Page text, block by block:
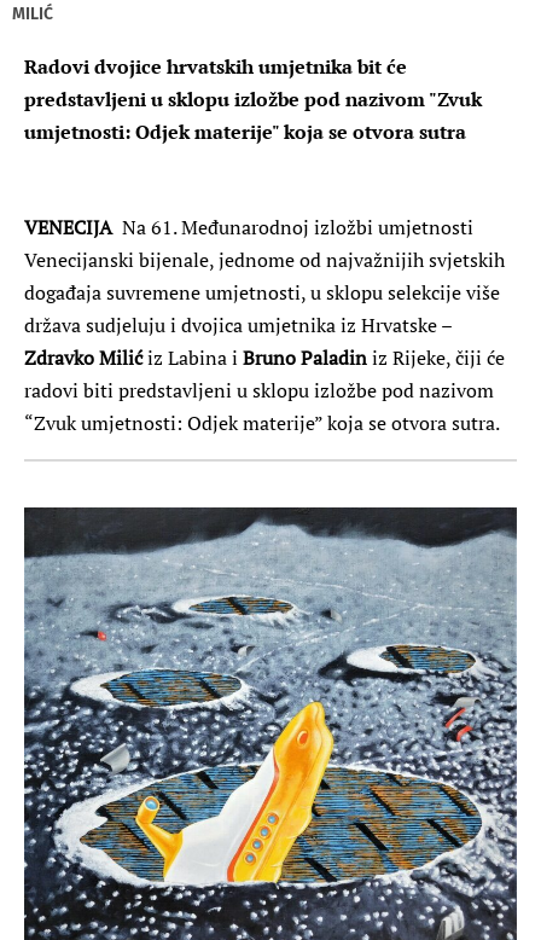
MILIĆ
Radovi dvojice hrvatskih umjetnika bit će
predstavljeni u sklopu izložbe pod nazivom "Zvuk
umjetnosti: Odjek materije" koja se otvora sutra
VENECIJANa 61. Međunarodnoj izložbi umjetnosti
Venecijanski bijenale, jednome od najvažnijih svjetskih
događaja suvremene umjetnosti, u sklopu selekcije više
država sudjeluju i dvojica umjetnika iz Hrvatske –
Zdravko Milićiz Labina i Bruno Paladiniz Rijeke, čiji će
radovi biti predstavljeni u sklopu izložbe pod nazivom
“Zvuk umjetnosti: Odjek materije” koja se otvora sutra.